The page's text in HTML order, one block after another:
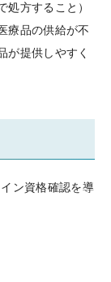
方すること）
療品の供給が不
が提供しやすく
ン資格確認を導